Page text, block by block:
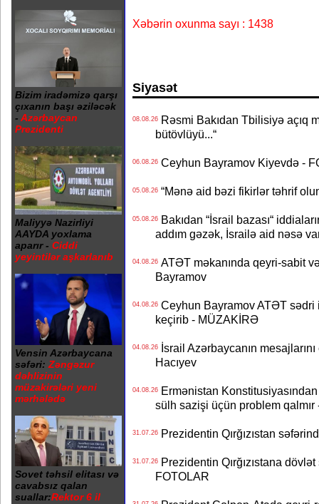
Bizim iradəmizə qarşı
çıxanın başı əziləcək
- Azərbaycan
Prezidenti
Maliyyə Nazirliyi
AAYDA yoxlama
aparır - Ciddi
yeyintilər aşkarlanıb
Vensin Azərbaycana
səfəri: Zəngəzur
dəhlizinin
müzakirələri yeni
mərhələdə
Sovet təhsil elitası və
cavabsız qalan
suallar:Rektor 6 il
Xəbərin oxunma sayı : 1438
Siyasət
08.08.26Rəsmi Bakıdan Tbilisiyə açıq
bütövlüyü...“
06.08.26Ceyhun Bayramov Kiyevdə -
05.08.26“Mənə aid bəzi fikirlər təhrif
05.08.26Bakıdan “İsrail bazası“
addım gəzək, İsrailə aid nəsə
04.08.26ATƏT məkanında qeyri-sabit
Bayramov
04.08.26Ceyhun Bayramov ATƏT sədri
keçirib - MÜZAKİRƏ
04.08.26İsrail Azərbaycanın
Hacıyev
04.08.26Ermənistan Konstitusiyasından
sülh sazişi üçün problem qalmır
31.07.26Prezidentin Qırğızıstan
31.07.26Prezidentin Qırğızıstana dövlət
FOTOLAR